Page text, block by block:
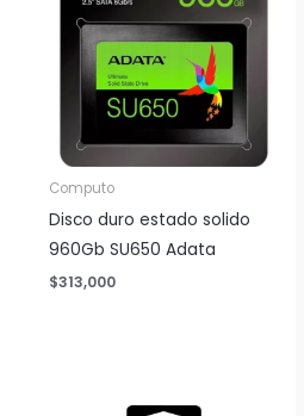
Computo
Disco duro estado solido
960Gb SU650 Adata
$313,000